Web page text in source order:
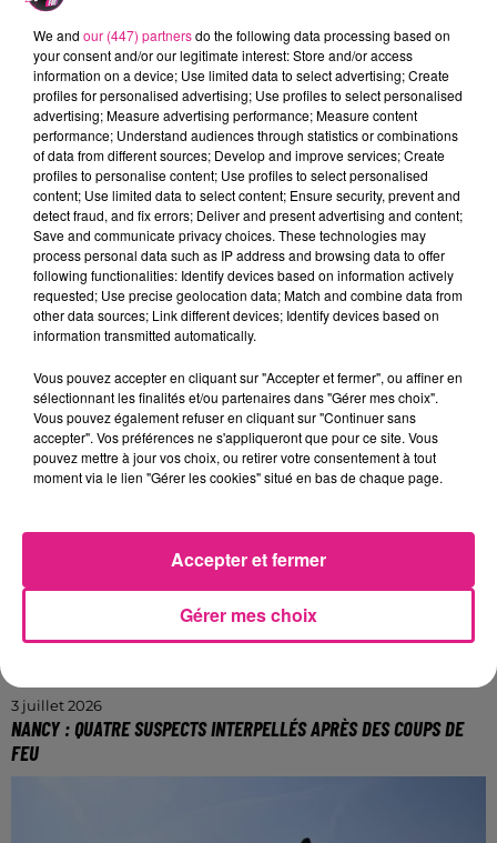
3 juillet 2026
METZ PLAGE EST DE RETOUR CE SAMEDI AU PLAN D’EAU
Du 4 juillet au 16 août.
3 juillet 2026
IDÉE DE SORTIE : LES COMMERÇANTS FONT LEUR GRAND
DÉBALLAGE À NANCY
Ce vendredi 3 et ce samedi 4 juillet dans le centre-
ville nancéien.
3 juillet 2026
NANCY : QUATRE SUSPECTS INTERPELLÉS APRÈS DES COUPS DE
FEU
La scène s'est déroulée ce mercredi 1er juillet, rue
We and our (447) partnersdo the following data processing based on
your consent and/or our legitimate interest: Store and/or access
information on a device; Use limited data to select advertising; Create
profiles for personalised advertising; Use profiles to select personalised
advertising; Measure advertising performance; Measure content
performance; Understand audiences through statistics or combinations
of data from different sources; Develop and improve services; Create
profiles to personalise content; Use profiles to select personalised
content; Use limited data to select content; Ensure security, prevent and
detect fraud, and fix errors; Deliver and present advertising and content;
Save and communicate privacy choices. These technologies may
process personal data such as IP address and browsing data to offer
following functionalities: Identify devices based on information actively
requested; Use precise geolocation data; Match and combine data from
other data sources; Link different devices; Identify devices based on
information transmitted automatically.
Vous pouvez accepter en cliquant sur "Accepter et fermer", ou affiner en
sélectionnant les finalités et/ou partenaires dans "Gérer mes choix".
Vous pouvez également refuser en cliquant sur "Continuer sans
accepter". Vos préférences ne s'appliqueront que pour ce site. Vous
pouvez mettre à jour vos choix, ou retirer votre consentement à tout
moment via le lien "Gérer les cookies" situé en bas de chaque page.
Gérer mes choix
Accepter et fermer